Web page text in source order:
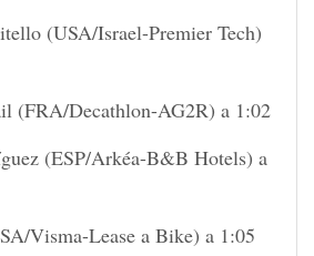
(USA/Israel-Premier Tech)
(FRA/Decathlon-AG2R) a 1:02
(ESP/Arkéa-B&B Hotels) a
Visma-Lease a Bike) a 1:05